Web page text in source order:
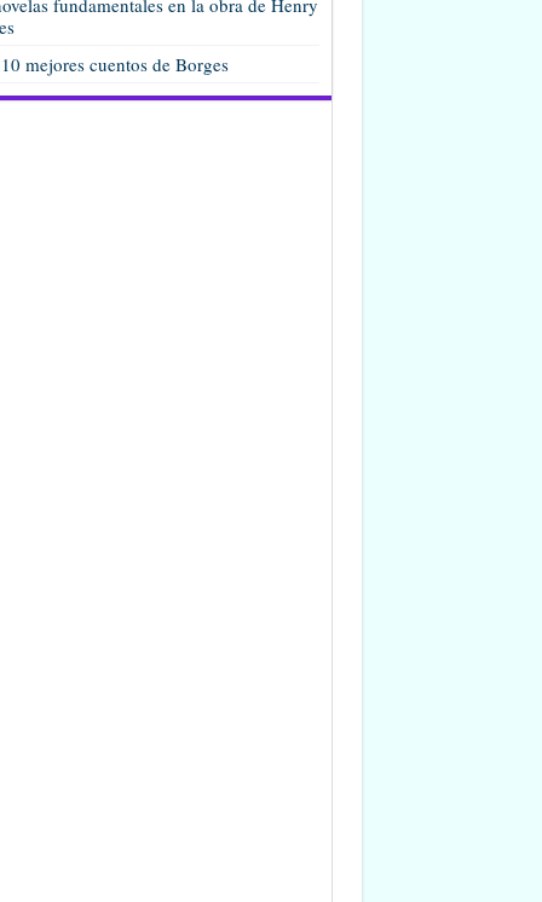
fundamentales en la obra de Henry
mejores cuentos de Borges